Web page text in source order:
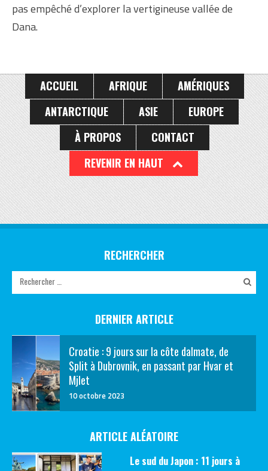
pas empêché d’explorer la vertigineuse vallée de
Dana.
ACCUEIL AFRIQUE
AMÉRIQUES
ANTARCTIQUE
ASIE
EUROPE
À PROPOS
CONTACT
REVENIR EN HAUT
RECHERCHER
DERNIER ARTICLE
Croatie : 9 jours sur la côte dalmate, de
Split à Dubrovnik, en passant par Hvar et
Mjlet
10 octobre 2023
ARTICLE ALÉATOIRE
Le sud du Japon : 11 jours à